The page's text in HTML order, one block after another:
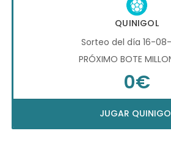
QUINIGOL
Sorteo del día 16-
PRÓXIMO BOTE
0€
JUGAR